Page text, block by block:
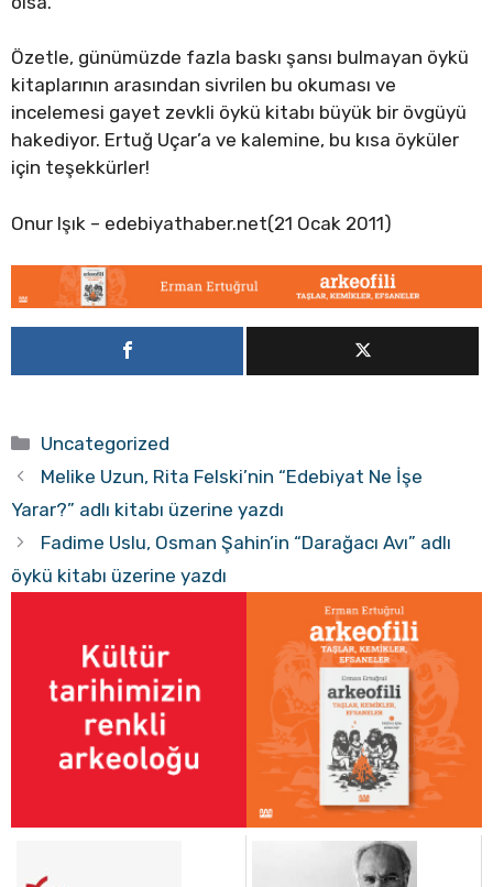
Özetle, günümüzde fazla baskı şansı bulmayan öykü
kitaplarının arasından sivrilen bu okuması ve
incelemesi gayet zevkli öykü kitabı büyük bir övgüyü
hakediyor. Ertuğ Uçar’a ve kalemine, bu kısa öyküler
için teşekkürler!
Onur Işık – edebiyathaber.net(21 Ocak 2011)
Kategoriler
Uncategorized
Melike Uzun, Rita Felski’nin “Edebiyat Ne İşe
Yarar?” adlı kitabı üzerine yazdı
Fadime Uslu, Osman Şahin’in “Darağacı Avı” adlı
öykü kitabı üzerine yazdı